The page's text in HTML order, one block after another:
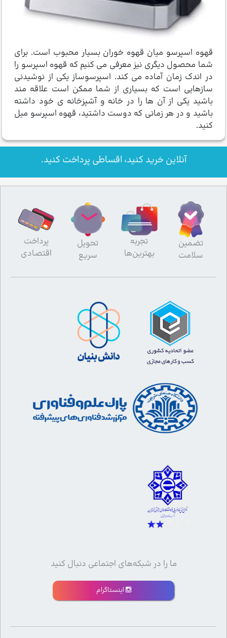
قهوه اسپرسو میان قهوه خوران بسیار محبوب است. برای
شما محصول دیگری نیز معرفی می کنیم که قهوه اسپرسو را
در اندک زمان آماده می کند. اسپرسوساز یکی از نوشیدنی
سازهایی است که بسیاری از شما ممکن است علاقه مند
باشید یکی از آن ها را در خانه و آشپزخانه ی خود داشته
باشید و در هر زمانی که دوست داشتید، قهوه اسپرسو میل
کنید.
آنلاین خرید کنید، اقساطی پرداخت کنید.
تضمین
سلامت
تجربه
بهترین‌ها
تحویل
سریع
پرداخت
اقتصادی
ما را در شبکه‌های اجتماعی دنبال کنید
اینستاگرام